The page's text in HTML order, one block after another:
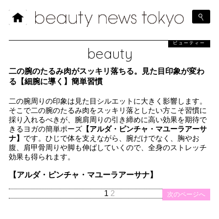
beauty
ビューティー
二の腕のたるみ肉がスッキリ落ちる。見た目印象が変わ
る【細腕に導く】簡単習慣
二の腕周りの印象は見た目シルエットに大きく影響します。
そこで二の腕のたるみ肉をスッキリ落としたい方こそ習慣に
採り入れるべきが、腕肩周りの引き締めに高い効果を期待で
きるヨガの簡単ポーズ 【アルダ・ピンチャ・マユーラアーサ
ナ】 です。ひじで体を支えながら、腕だけでなく、胸やお
腹、肩甲骨周りや脚も伸ばしていくので、全身のストレッチ
効果も得られます。
【アルダ・ピンチャ・マユーラアーサナ】
次のページへ
1 2